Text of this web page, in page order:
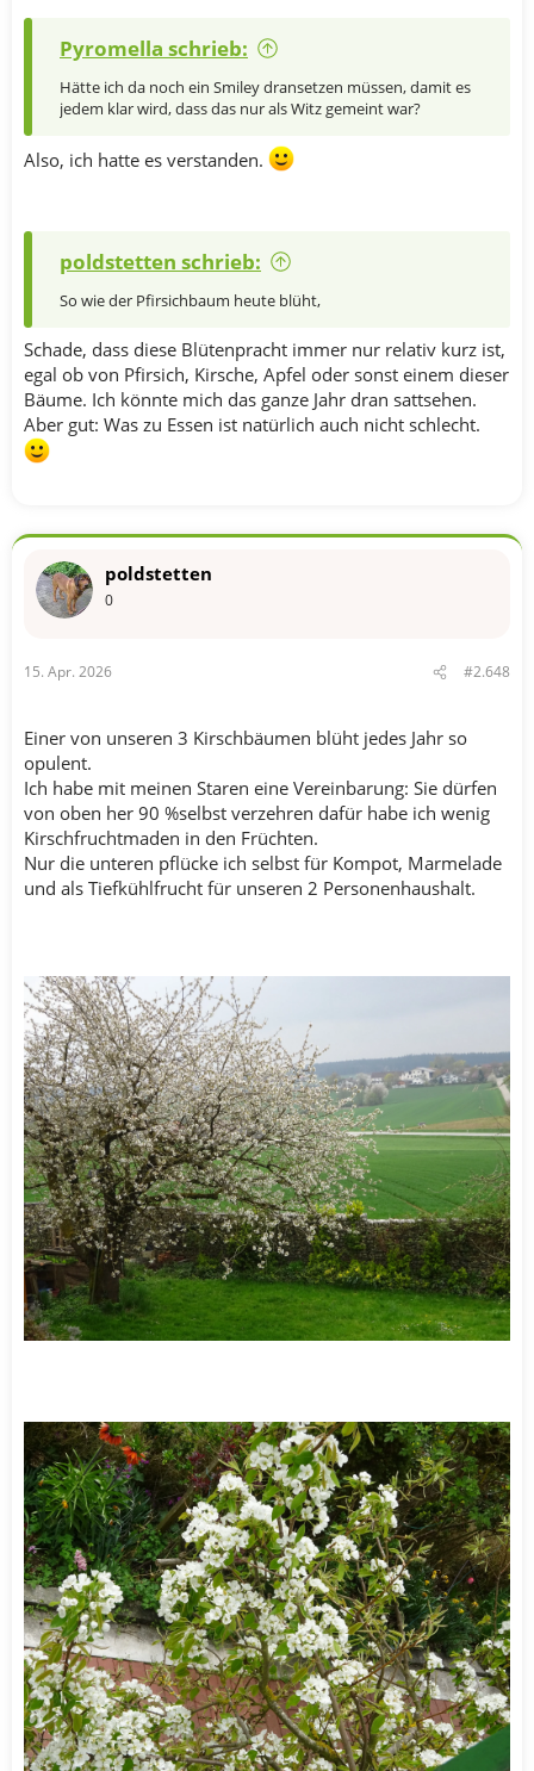
Pyromella schrieb:
Hätte ich da noch ein Smiley dransetzen müssen, damit es
jedem klar wird, dass das nur als Witz gemeint war?
Also, ich hatte es verstanden.
poldstetten schrieb:
So wie der Pfirsichbaum heute blüht,
Schade, dass diese Blütenpracht immer nur relativ kurz ist,
egal ob von Pfirsich, Kirsche, Apfel oder sonst einem dieser
Bäume. Ich könnte mich das ganze Jahr dran sattsehen.
Aber gut: Was zu Essen ist natürlich auch nicht schlecht.
poldstetten
0
15. Apr. 2026 #2.648
Einer von unseren 3 Kirschbäumen blüht jedes Jahr so
opulent.
Ich habe mit meinen Staren eine Vereinbarung: Sie dürfen
von oben her 90 %selbst verzehren dafür habe ich wenig
Kirschfruchtmaden in den Früchten.
Nur die unteren pflücke ich selbst für Kompot, Marmelade
und als Tiefkühlfrucht für unseren 2 Personenhaushalt.